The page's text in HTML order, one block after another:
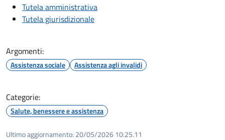
Tutela amministrativa
Tutela giurisdizionale
Argomenti:
Assistenza sociale Assistenza agli invalidi
Categorie:
Salute, benessere e assistenza
Ultimo aggiornamento: 20/05/2026 10:25.11